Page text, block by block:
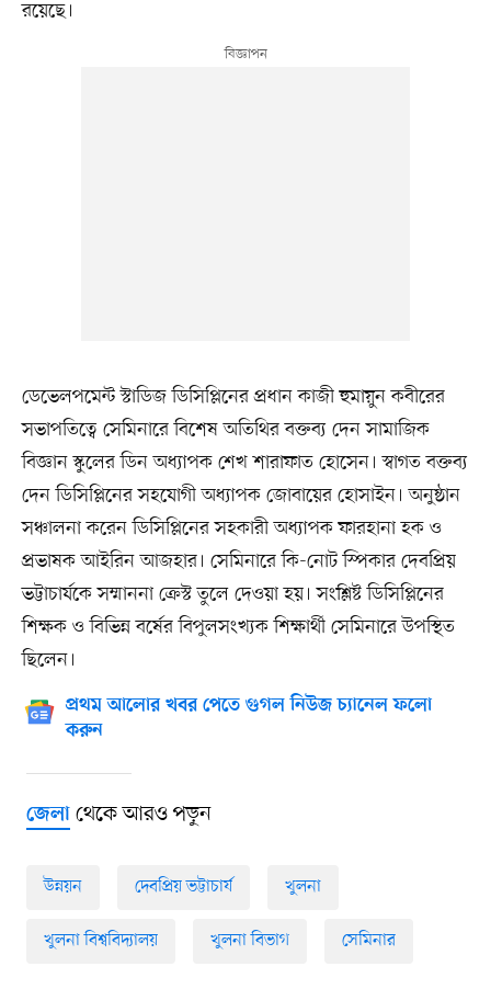
রয়েছে।
ডেভেলপমেন্ট স্টাডিজ ডিসিপ্লিনের প্রধান কাজী হুমায়ুন কবীরের
সভাপতিত্বে সেমিনারে বিশেষ অতিথির বক্তব্য দেন সামাজিক
বিজ্ঞান স্কুলের ডিন অধ্যাপক শেখ শারাফাত হোসেন। স্বাগত বক্তব্য
দেন ডিসিপ্লিনের সহযোগী অধ্যাপক জোবায়ের হোসাইন। অনুষ্ঠান
সঞ্চালনা করেন ডিসিপ্লিনের সহকারী অধ্যাপক ফারহানা হক ও
প্রভাষক আইরিন আজহার। সেমিনারে কি-নোট স্পিকার দেবপ্রিয়
ভট্টাচার্যকে সম্মাননা ক্রেস্ট তুলে দেওয়া হয়। সংশ্লিষ্ট ডিসিপ্লিনের
শিক্ষক ও বিভিন্ন বর্ষের বিপুলসংখ্যক শিক্ষার্থী সেমিনারে উপস্থিত
ছিলেন।
প্রথম আলোর খবর পেতে গুগল নিউজ চ্যানেল ফলো
করুন
জেলাথেকে আরও পড়ুন
উন্নয়ন দেবপ্রিয় ভট্টাচার্য খুলনা
খুলনা বিশ্ববিদ্যালয় খুলনা বিভাগ সেমিনার